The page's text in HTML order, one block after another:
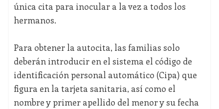
única cita para inocular a la vez a todos los
hermanos.
Para obtener la autocita, las familias solo
deberán introducir en el sistema el código de
identificación personal automático (Cipa) que
figura en la tarjeta sanitaria, así como el
nombre y primer apellido del menor y su fecha